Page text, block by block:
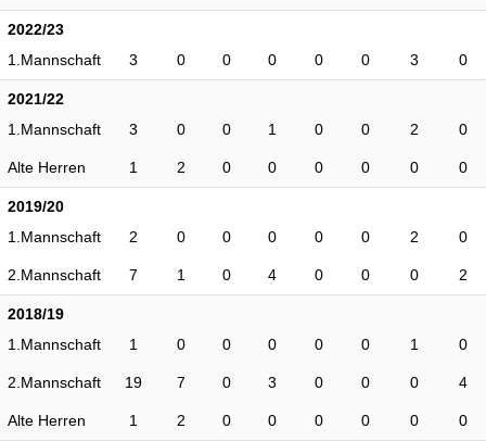
2022/23
1.Mannschaft
3 0 0 0 0 0 3 0
2021/22
1.Mannschaft
3 0 0 1 0 0 2 0
Alte Herren 1 2 0 0 0 0 0 0
2019/20
1.Mannschaft
2 0 0 0 0 0 2 0
2.Mannschaft 7 1 0 4 0 0 0 2
2018/19
1.Mannschaft
1 0 0 0 0 0 1 0
2.Mannschaft 19 7 0 3 0 0 0 4
Alte Herren 1 2 0 0 0 0 0 0